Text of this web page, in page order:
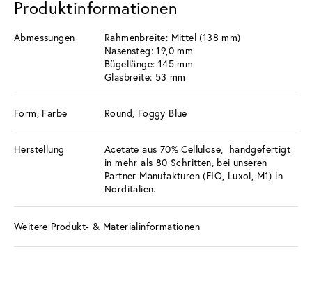
Produktinformationen
Abmessungen
Rahmenbreite: Mittel (138 mm)
Nasensteg: 19,0 mm
Bügellänge: 145 mm
Glasbreite: 53 mm
Form, Farbe Round, Foggy Blue
Herstellung
Acetate aus 70% Cellulose, handgefertigt
in mehr als 80 Schritten, bei unseren
Partner Manufakturen (FIO, Luxol, M1) in
Norditalien.
Weitere Produkt- & Materialinformationen